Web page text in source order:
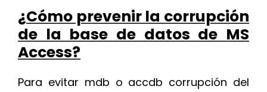
¿Cómo prevenir la corrupción
de la base de datos de MS
Access?
Para evitar mdb o accdb corrupción del